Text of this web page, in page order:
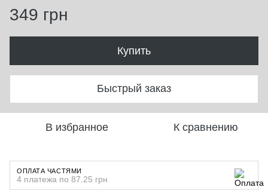
349 грн
Купить
Быстрый заказ
В избранное К сравнению
ОПЛАТА ЧАСТЯМИ
4 платежа по 87.25 грн